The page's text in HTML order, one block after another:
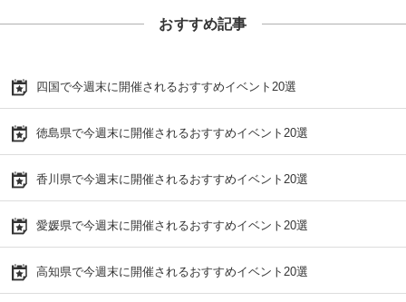
おすすめ記事
四国で今週末に開催されるおすすめイベント20選
徳島県で今週末に開催されるおすすめイベント20選
香川県で今週末に開催されるおすすめイベント20選
愛媛県で今週末に開催されるおすすめイベント20選
高知県で今週末に開催されるおすすめイベント20選